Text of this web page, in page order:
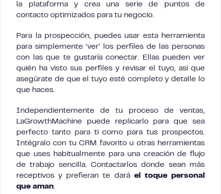
la plataforma y crea una serie de puntos de
contacto optimizados para tu negocio.
Para la prospección, puedes usar esta herramienta
para simplemente ‘ver’ los perfiles de las personas
con las que te gustaría conectar. Ellas pueden ver
quién ha visto sus perfiles y revisar el tuyo, así que
asegúrate de que el tuyo esté completo y detalle lo
que haces.
Independientemente de tu proceso de ventas,
LaGrowthMachine puede replicarlo para que sea
perfecto tanto para ti como para tus prospectos.
Intégralo con tu CRM favorito u otras herramientas
que uses habitualmente para una creación de flujo
de trabajo sencilla. Contactarlos donde sean más
receptivos y prefieran te dará el toque personal
que aman